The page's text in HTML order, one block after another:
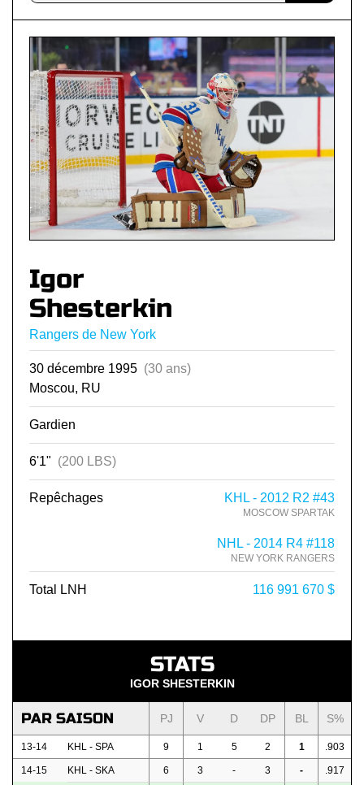
Igor
Shesterkin
Rangers de New York
30 décembre 1995 (30 ans)
Moscou, RU
Gardien
6'1" (200 LBS)
Repêchages KHL - 2012 R2 #43
MOSCOW SPARTAK
NHL - 2014 R4 #118
NEW YORK RANGERS
Total LNH 116 991 670 $
STATS
IGOR SHESTERKIN
PAR SAISON PJ V D DP BL S%
13-14 KHL - SPA 9 1 5 2 1 .903
14-15 KHL - SKA 6 3 - 3 - .917